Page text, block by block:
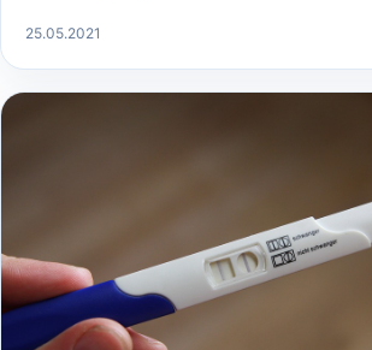
25.05.2021